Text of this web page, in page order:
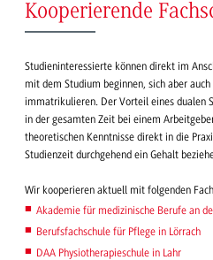
Kooperierende
Studieninteressierte können direkt im
mit dem Studium beginnen, sich aber
immatrikulieren. Der Vorteil eines dualen
in der gesamten Zeit bei einem
theoretischen Kenntnisse direkt in die
Studienzeit durchgehend ein Gehalt
Wir kooperieren aktuell mit folgenden
Akademie für medizinische Berufe an
Berufsfachschule für Pflege in Lörrach
DAA Physiotherapieschule in Lahr